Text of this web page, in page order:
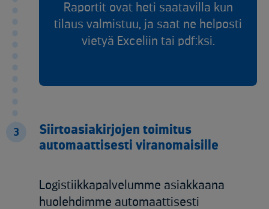
Raportit ovat heti saatavilla kun
tilaus valmistuu, ja saat ne helposti
vietyä Exceliin tai pdf:ksi.
3
Siirtoasiakirjojen toimitus
automaattisesti viranomaisille
Logistiikkapalvelumme asiakkaana
huolehdimme automaattisesti